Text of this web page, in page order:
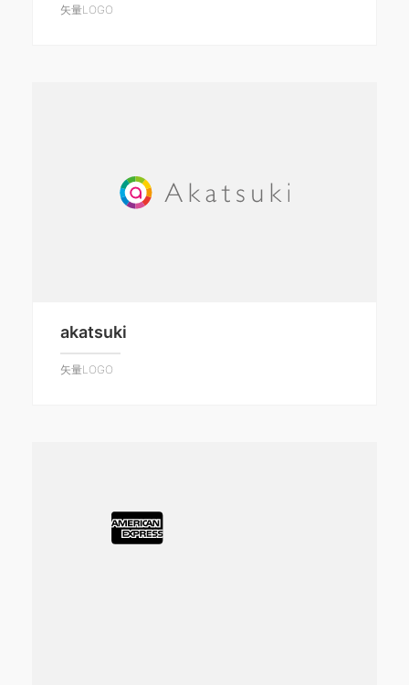
矢量LOGO
akatsuki
矢量LOGO